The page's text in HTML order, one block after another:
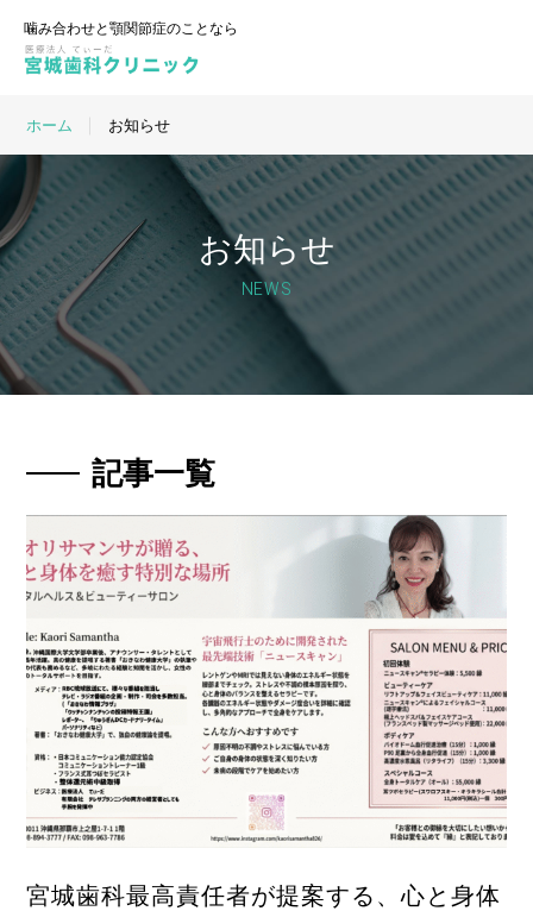
ホーム お知らせ
お知らせ
NEWS
記事一覧
宮城歯科最高責任者が提案する、心と身体